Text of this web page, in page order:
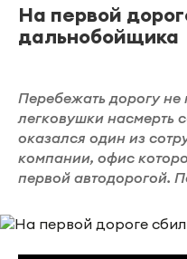
На первой
дальнобойщика
Перебежать дорогу не
легковушки насмерть
оказался один из
компании, офис
первой автодорогой.